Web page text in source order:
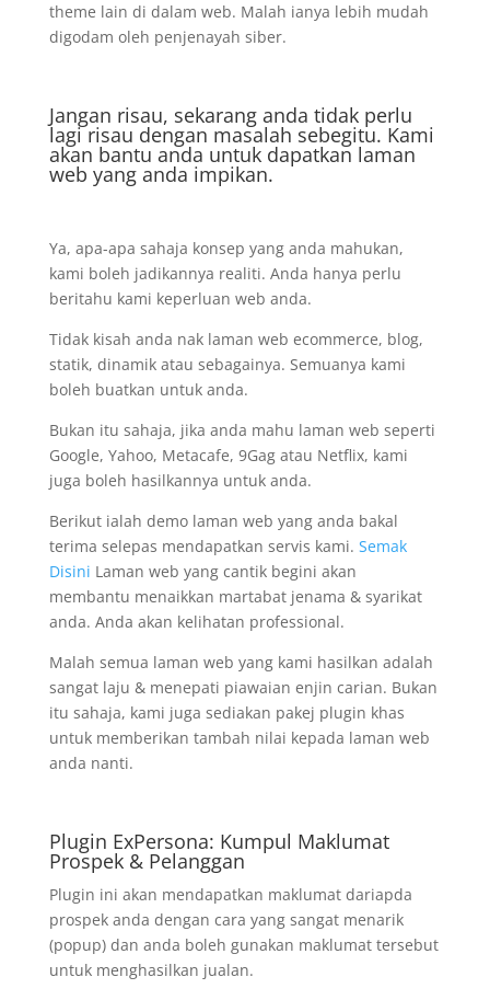
theme lain di dalam web. Malah ianya lebih mudah
digodam oleh penjenayah siber.
Jangan risau, sekarang anda tidak perlu
lagi risau dengan masalah sebegitu. Kami
akan bantu anda untuk dapatkan laman
web yang anda impikan.
Ya, apa-apa sahaja konsep yang anda mahukan,
kami boleh jadikannya realiti. Anda hanya perlu
beritahu kami keperluan web anda.
Tidak kisah anda nak laman web ecommerce, blog,
statik, dinamik atau sebagainya. Semuanya kami
boleh buatkan untuk anda.
Bukan itu sahaja, jika anda mahu laman web seperti
Google, Yahoo, Metacafe, 9Gag atau Netflix, kami
juga boleh hasilkannya untuk anda.
Berikut ialah demo laman web yang anda bakal
terima selepas mendapatkan servis kami. Semak
Disini Laman web yang cantik begini akan
membantu menaikkan martabat jenama & syarikat
anda. Anda akan kelihatan professional.
Malah semua laman web yang kami hasilkan adalah
sangat laju & menepati piawaian enjin carian. Bukan
itu sahaja, kami juga sediakan pakej plugin khas
untuk memberikan tambah nilai kepada laman web
anda nanti.
Plugin ExPersona: Kumpul Maklumat
Prospek & Pelanggan
Plugin ini akan mendapatkan maklumat dariapda
prospek anda dengan cara yang sangat menarik
(popup) dan anda boleh gunakan maklumat tersebut
untuk menghasilkan jualan.